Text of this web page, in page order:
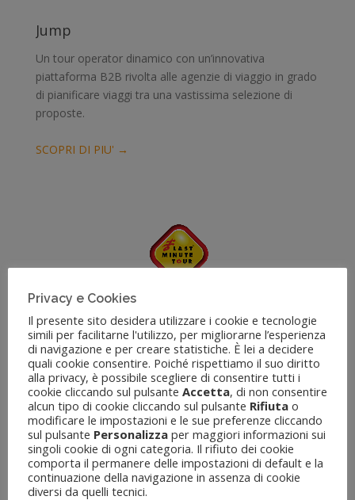
Jump
Un tour operator dinamico con un’innovativa
piattaforma B2B rivolta alle agenzie di viaggio in grado
di pianificare viaggi tra una vastissima selezione di
proposte.
SCOPRI DI PIU' →
Last Minute Tour
Il leader delle vacanze con 140 Agenzie sul territorio
nazionale.
SCOPRI DI PIU' →
Privacy e Cookies
Il presente sito desidera utilizzare i cookie e tecnologie
simili per facilitarne l'utilizzo, per migliorarne l’esperienza
di navigazione e per creare statistiche. È lei a decidere
quali cookie consentire. Poiché rispettiamo il suo diritto
alla privacy, è possibile scegliere di consentire tutti i
cookie cliccando sul pulsante Accetta, di non consentire
alcun tipo di cookie cliccando sul pulsante Rifiuta o
modificare le impostazioni e le sue preferenze cliccando
sul pulsante Personalizza per maggiori informazioni sui
singoli cookie di ogni categoria. Il rifiuto dei cookie
comporta il permanere delle impostazioni di default e la
continuazione della navigazione in assenza di cookie
diversi da quelli tecnici.